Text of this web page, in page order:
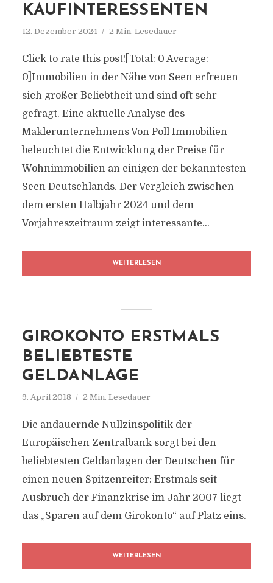
KAUFINTERESSENTEN
12. Dezember 2024 2 Min. Lesedauer
Click to rate this post![Total: 0 Average:
0]Immobilien in der Nähe von Seen erfreuen
sich großer Beliebtheit und sind oft sehr
gefragt. Eine aktuelle Analyse des
Maklerunternehmens Von Poll Immobilien
beleuchtet die Entwicklung der Preise für
Wohnimmobilien an einigen der bekanntesten
Seen Deutschlands. Der Vergleich zwischen
dem ersten Halbjahr 2024 und dem
Vorjahreszeitraum zeigt interessante...
WEITERLESEN
GIROKONTO ERSTMALS
BELIEBTESTE
GELDANLAGE
9. April 2018 2 Min. Lesedauer
Die andauernde Nullzinspolitik der
Europäischen Zentralbank sorgt bei den
beliebtesten Geldanlagen der Deutschen für
einen neuen Spitzenreiter: Erstmals seit
Ausbruch der Finanzkrise im Jahr 2007 liegt
das „Sparen auf dem Girokonto“ auf Platz eins.
WEITERLESEN